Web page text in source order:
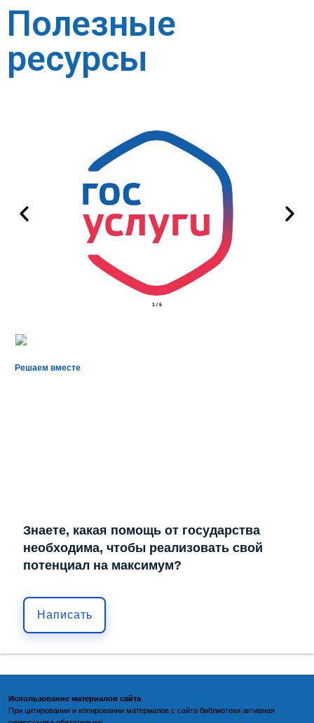
Полезные
ресурсы
2 / 6
Решаем вместе
Знаете, какая помощь от государства
необходима, чтобы реализовать свой
потенциал на максимум?
Написать
Использование материалов сайта
При цитировании и копировании материалов с сайта библиотеки активная